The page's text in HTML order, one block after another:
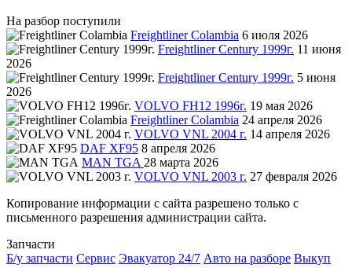
На разбор поступили
Freightliner Colambia 6 июля 2026
Freightliner Century 1999г. 11 июня
2026
Freightliner Century 1999г. 5 июня
2026
VOLVO FH12 1996г. 19 мая 2026
Freightliner Colambia 24 апреля 2026
VOLVO VNL 2004 г. 14 апреля 2026
DAF XF95 8 апреля 2026
MAN TGA 28 марта 2026
VOLVO VNL 2003 г. 27 февраля 2026
Копирование информации с сайта разрешено только с
письменного разрешения администрации сайта.
Запчасти
Б/у запчасти Сервис Эвакуатор 24/7 Авто на разборе Выкуп